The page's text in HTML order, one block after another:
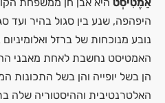
אַמֶטִיסְט היא אבן חן ממשפחת
היפהפה, שנע בין סגול בהיר ועד
נובע מנוכחות של ברזל
האמטיסט נחשבת לאחת מאבני
הן בשל יופייה והן בשל התכונות
האלטרנטיבית וההיסטוריה שלה